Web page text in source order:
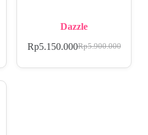
Dazzle
Rp5.900.000
Rp5.150.000